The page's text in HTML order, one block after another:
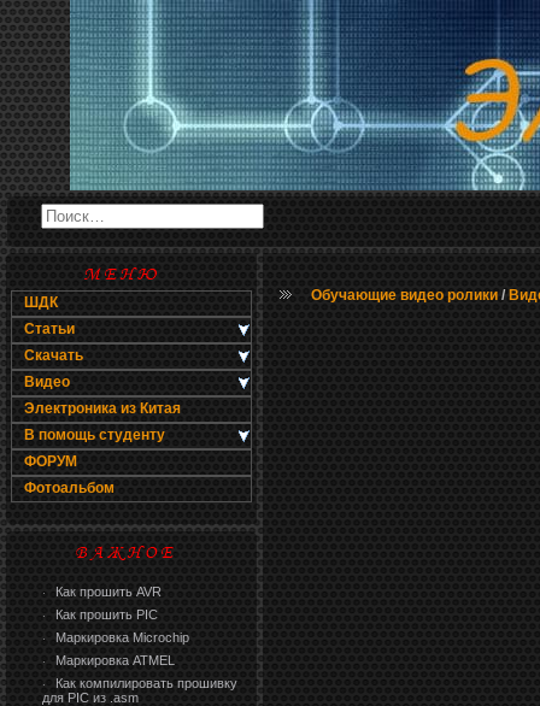
ШДК
Статьи
Скачать
Видео
Электроника из Китая
В помощь студенту
ФОРУМ
Фотоальбом
· Как прошить AVR
· Как прошить PIC
· Маркировка Microchip
· Маркировка ATMEL
·
Как компилировать прошивку
для PIC из .asm
Обучающие видео ролики /